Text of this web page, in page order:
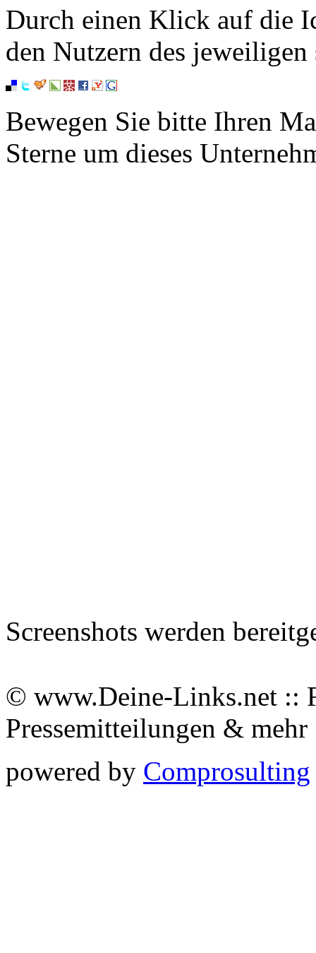
Durch einen Klick auf die
den Nutzern des
Bewegen Sie bitte Ihren
Sterne um dieses
Screenshots werden
© www.Deine-Links.net ::
Pressemitteilungen &
powered by Comprosulting